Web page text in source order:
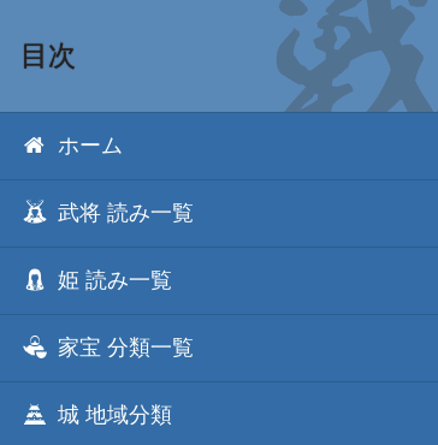
目次
ホーム
武将 読み一覧
姫 読み一覧
家宝 分類一覧
城 地域分類